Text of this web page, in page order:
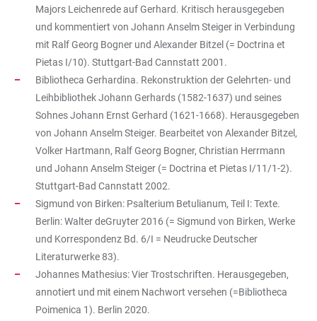
Majors Leichenrede auf Gerhard. Kritisch herausgegeben
und kommentiert von Johann Anselm Steiger in Verbindung
mit Ralf Georg Bogner und Alexander Bitzel (= Doctrina et
Pietas I/10). Stuttgart-Bad Cannstatt 2001.
Bibliotheca Gerhardina. Rekonstruktion der Gelehrten- und
Leihbibliothek Johann Gerhards (1582-1637) und seines
Sohnes Johann Ernst Gerhard (1621-1668). Herausgegeben
von Johann Anselm Steiger. Bearbeitet von Alexander Bitzel,
Volker Hartmann, Ralf Georg Bogner, Christian Herrmann
und Johann Anselm Steiger (= Doctrina et Pietas I/11/1-2).
Stuttgart-Bad Cannstatt 2002.
Sigmund von Birken: Psalterium Betulianum, Teil I: Texte.
Berlin: Walter deGruyter 2016 (= Sigmund von Birken, Werke
und Korrespondenz Bd. 6/I = Neudrucke Deutscher
Literaturwerke 83).
Johannes Mathesius: Vier Trostschriften. Herausgegeben,
annotiert und mit einem Nachwort versehen (=Bibliotheca
Poimenica 1). Berlin 2020.